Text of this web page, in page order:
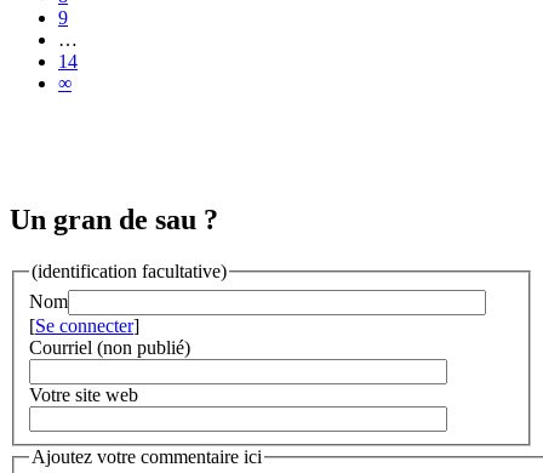
9
…
14
∞
Un gran de sau ?
(identification facultative)
Nom
[Se connecter]
Courriel (non publié)
Votre site web
Ajoutez votre commentaire ici